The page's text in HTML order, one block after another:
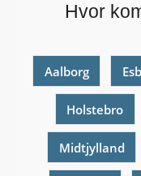
Hvor
Aalborg
Holstebro
Midtjylland